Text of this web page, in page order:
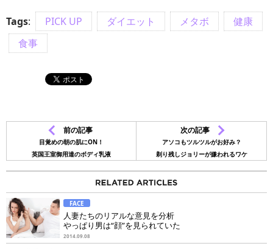
Tags: PICK UP ダイエット メタボ
健康
食事
前の記事
目覚めの朝の肌にON！
英国王室御用達のボディ乳液
次の記事
アソコもツルツルがお好み？
剃り残しジョリーが嫌われるワケ
FACE
人妻たちのリアルな意見を分析
やっぱり男は“顔”を見られていた
2014.09.08